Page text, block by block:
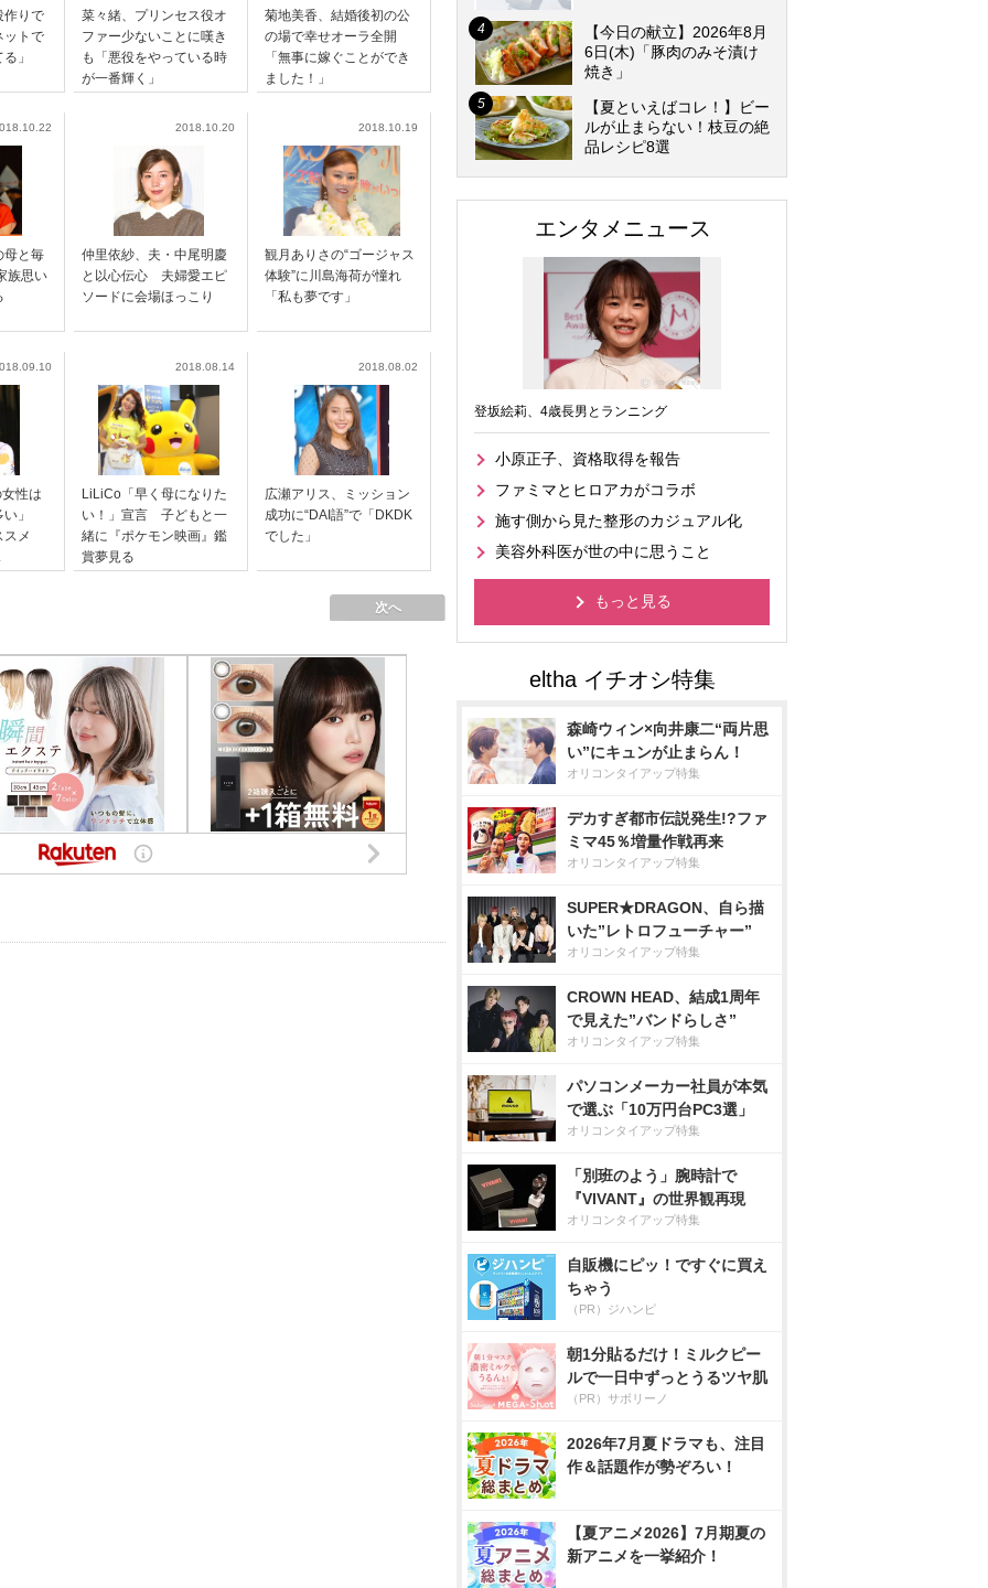
作りで
トで
る」
菜々緒、プリンセス役オ
ファー少ないことに嘆き
も「悪役をやっている時
が一番輝く」
菊地美香、結婚後初の公
の場で幸せオーラ全開
「無事に嫁ぐことができ
ました！」
母と毎
族思い
2018.10.20
仲里依紗、夫・中尾明慶
と以心伝心 夫婦愛エピ
ソードに会場ほっこり
2018.10.19
観月ありさの“ゴージャス
体験”に川島海荷が憧れ
「私も夢です」
性は
い」
スメ
2018.08.14
LiLiCo「早く母になりた
い！」宣言 子どもと一
緒に『ポケモン映画』鑑
賞夢見る
2018.08.02
広瀬アリス、ミッション
成功に“DAI語”で「DKDK
でした」
次へ
【今日の献立】2026年8月
6日(木)「豚肉のみそ漬け
焼き」
【夏といえばコレ！】ビー
ルが止まらない！枝豆の絶
品レシピ8選
エンタメニュース
登坂絵莉、4歳長男とランニング
小原正子、資格取得を報告
ファミマとヒロアカがコラボ
施す側から見た整形のカジュアル化
美容外科医が世の中に思うこと
もっと見る
森崎ウィン×向井康二“両片思
い”にキュンが止まらん！
オリコンタイアップ特集
デカすぎ都市伝説発生!?ファ
ミマ45％増量作戦再来
オリコンタイアップ特集
SUPER★DRAGON、自ら描
いた”レトロフューチャー”
オリコンタイアップ特集
CROWN HEAD、結成1周年
で見えた”バンドらしさ”
オリコンタイアップ特集
パソコンメーカー社員が本気
で選ぶ「10万円台PC3選」
オリコンタイアップ特集
「別班のよう」腕時計で
『VIVANT』の世界観再現
オリコンタイアップ特集
自販機にピッ！ですぐに買え
ちゃう
（PR）ジハンピ
朝1分貼るだけ！ミルクピー
ルで一日中ずっとうるツヤ肌
（PR）サボリーノ
2026年7月夏ドラマも、注目
作＆話題作が勢ぞろい！
【夏アニメ2026】7月期夏の
新アニメを一挙紹介！